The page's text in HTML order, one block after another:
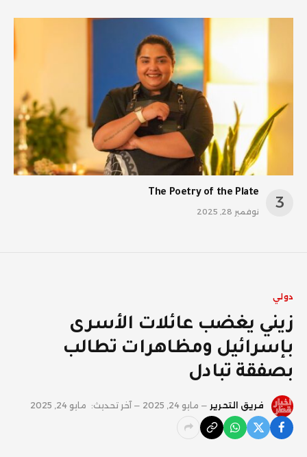
The Poetry of the Plate
نوفمبر 28, 2025
دولي
زيني يغضب عائلات الأسرى
بإسرائيل ومظاهرات تطالب
بصفقة تبادل
فريق التحرير مايو 24, 2025 آخر تحديث: مايو 24, 2025